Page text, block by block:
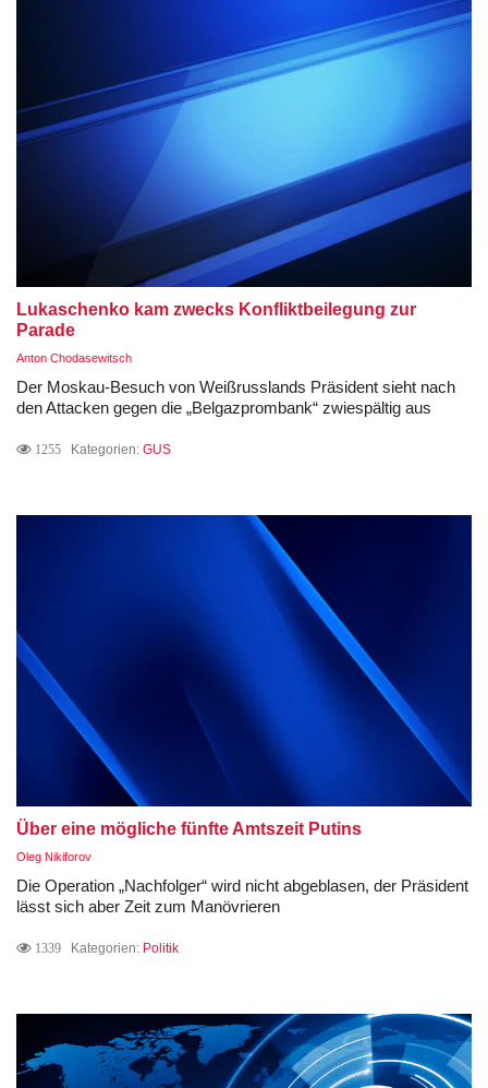
Lukaschenko kam zwecks Konfliktbeilegung zur
Parade
Anton Chodasewitsch
Der Moskau-Besuch von Weißrusslands Präsident sieht nach
den Attacken gegen die „Belgazprombank“ zwiespältig aus
1255 Kategorien: GUS
Über eine mögliche fünfte Amtszeit Putins
Oleg Nikiforov
Die Operation „Nachfolger“ wird nicht abgeblasen, der Präsident
lässt sich aber Zeit zum Manövrieren
1339 Kategorien: Politik